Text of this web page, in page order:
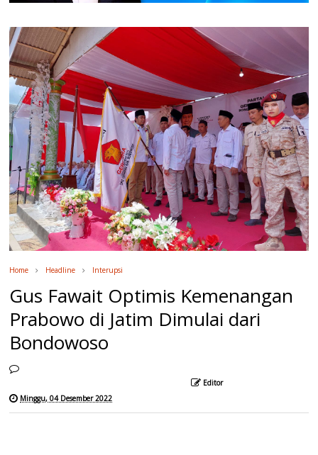
Home Headline Interupsi
Gus Fawait Optimis Kemenangan
Prabowo di Jatim Dimulai dari
Bondowoso
Editor
Minggu, 04 Desember 2022